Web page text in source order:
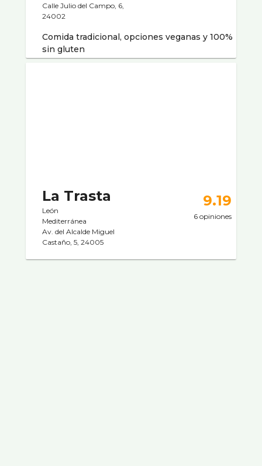
Calle Julio del Campo, 6,
24002
Comida tradicional, opciones veganas y 100%
sin gluten
La Trasta
León
Mediterránea
Av. del Alcalde Miguel
Castaño, 5, 24005
9.19
6 opiniones